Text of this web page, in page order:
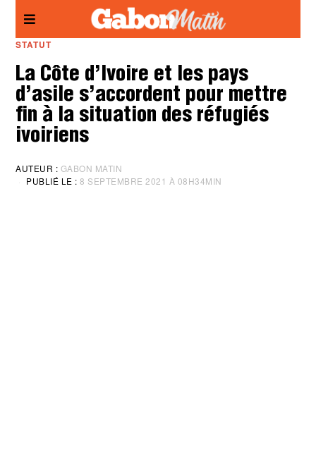
STATUT
La Côte d’Ivoire et les pays
d’asile s’accordent pour mettre
fin à la situation des réfugiés
ivoiriens
AUTEUR : GABON MATIN
PUBLIÉ LE : 8 SEPTEMBRE 2021 À 08H34MIN
Panneau de gestion des cookies